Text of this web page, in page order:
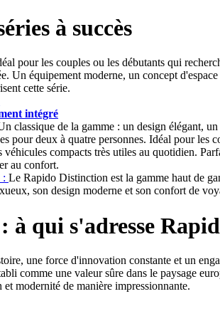
à succès
pour les couples ou les débutants qui
Un équipement moderne, un concept
cette série.
intégré
classique de la gamme : un design élégant,
pour deux à quatre personnes. Idéal pour les
véhicules compacts très utiles au quotidien.
au confort.
: Le Rapido Distinction est la gamme haut de
son design moderne et son confort de
à qui s'adresse
une force d'innovation constante et un
comme une valeur sûre dans le paysage
modernité de manière impressionnante.